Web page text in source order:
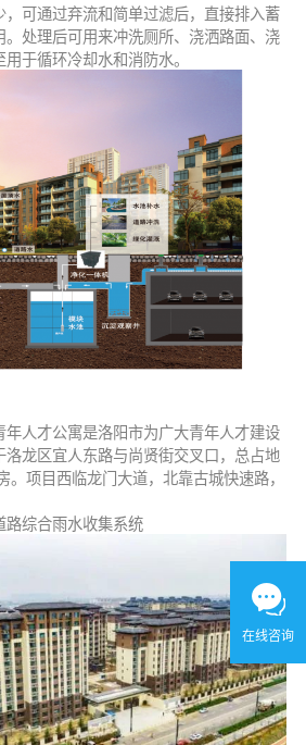
，可通过弃流和简单过滤后，直接排入蓄
。处理后可用来冲洗厕所、浇洒路面、浇
于循环冷却水和消防水。
年人才公寓是洛阳市为广大青年人才建设
洛龙区宜人东路与尚贤街交叉口，总占地
。项目西临龙门大道，北靠古城快速路，
路综合雨水收集系统
在线咨询